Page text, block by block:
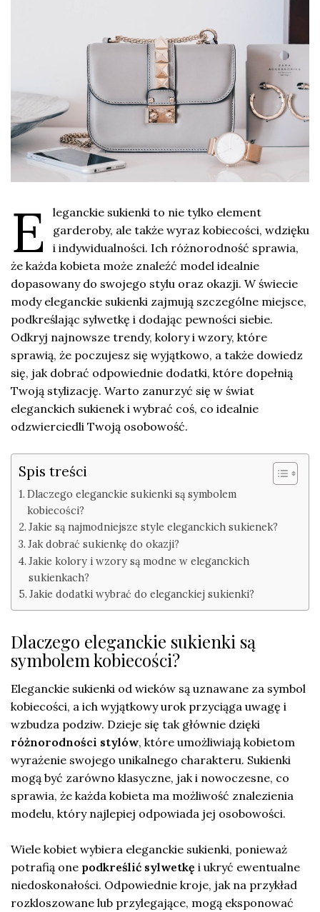
E
leganckie sukienki to nie tylko element
garderoby, ale także wyraz kobiecości, wdzięku
i indywidualności. Ich różnorodność sprawia,
że każda kobieta może znaleźć model idealnie
dopasowany do swojego stylu oraz okazji. W świecie
mody eleganckie sukienki zajmują szczególne miejsce,
podkreślając sylwetkę i dodając pewności siebie.
Odkryj najnowsze trendy, kolory i wzory, które
sprawią, że poczujesz się wyjątkowo, a także dowiedz
się, jak dobrać odpowiednie dodatki, które dopełnią
Twoją stylizację. Warto zanurzyć się w świat
eleganckich sukienek i wybrać coś, co idealnie
odzwierciedli Twoją osobowość.
Spis treści
Dlaczego eleganckie sukienki są symbolem
kobiecości?
Jakie są najmodniejsze style eleganckich sukienek?
Jak dobrać sukienkę do okazji?
Jakie kolory i wzory są modne w eleganckich
sukienkach?
Jakie dodatki wybrać do eleganckiej sukienki?
Dlaczego eleganckie sukienki są
symbolem kobiecości?
Eleganckie sukienki od wieków są uznawane za symbol
kobiecości, a ich wyjątkowy urok przyciąga uwagę i
wzbudza podziw. Dzieje się tak głównie dzięki
różnorodności stylów, które umożliwiają kobietom
wyrażenie swojego unikalnego charakteru. Sukienki
mogą być zarówno klasyczne, jak i nowoczesne, co
sprawia, że każda kobieta ma możliwość znalezienia
modelu, który najlepiej odpowiada jej osobowości.
Wiele kobiet wybiera eleganckie sukienki, ponieważ
potrafią one podkreślić sylwetkę i ukryć ewentualne
niedoskonałości. Odpowiednie kroje, jak na przykład
rozkloszowane lub przylegające, mogą eksponować